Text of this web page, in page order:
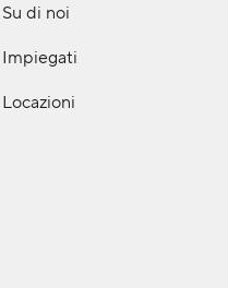
Su di noi
Impiegati
Locazioni